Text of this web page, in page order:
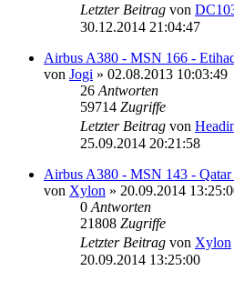
Letzter Beitrag von
30.12.2014 21:04:47
Airbus A380 - MSN 166 -
von Jogi » 02.08.2013 10:03:49
26 Antworten
59714 Zugriffe
Letzter Beitrag von
25.09.2014 20:21:58
Airbus A380 - MSN 143 -
von Xylon » 20.09.2014
0 Antworten
21808 Zugriffe
Letzter Beitrag von Xylon
20.09.2014 13:25:00